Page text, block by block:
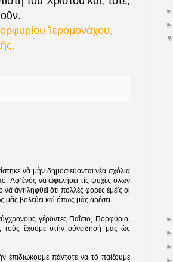
Ἱερομονάχου,
νὰ μὴν δημοσιεύονται νέα σχόλια
Ἀφ΄ἑνὸς νὰ ὠφελήσει τὶς ψυχὲς ὅλων
ἀντιληφθεῖ ὅτι πολλὲς φορὲς ἐμεῖς οἱ
βολεύει καὶ ὅπως μᾶς ἀρέσει.
γέροντες Παΐσιο, Πορφύριο,
ἔχουμε στὴν σύνειδησή μας ὡς
πάντοτε νὰ τὸ παίζουμε
►
►
▼
►
►
►
►